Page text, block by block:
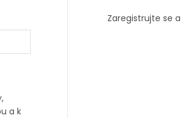
a k
Zaregistrujte se a